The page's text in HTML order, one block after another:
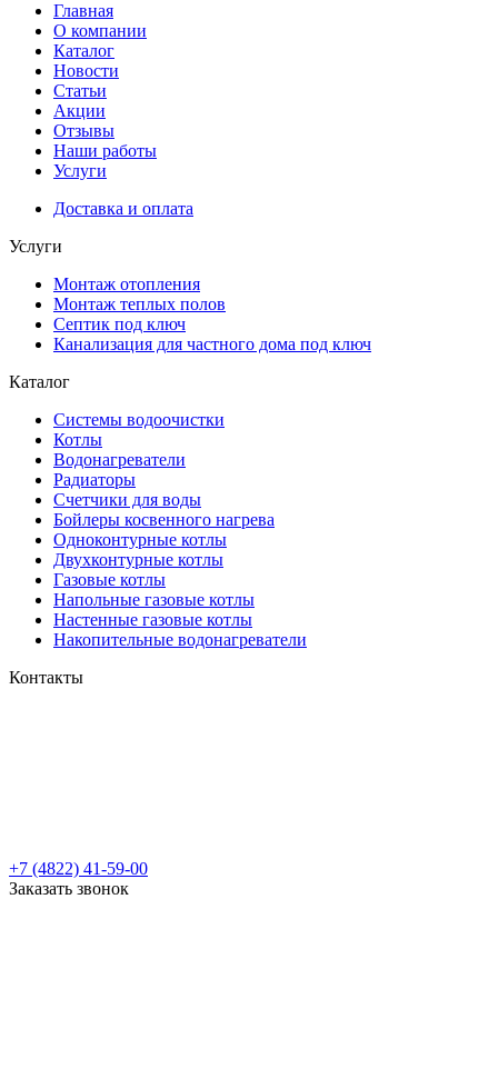
Главная
О компании
Каталог
Новости
Статьи
Акции
Отзывы
Наши работы
Услуги
Доставка и оплата
Услуги
Монтаж отопления
Монтаж теплых полов
Септик под ключ
Канализация для частного дома под ключ
Каталог
Системы водоочистки
Котлы
Водонагреватели
Радиаторы
Cчетчики для воды
Бойлеры косвенного нагрева
Одноконтурные котлы
Двухконтурные котлы
Газовые котлы
Напольные газовые котлы
Настенные газовые котлы
Накопительные водонагреватели
Контакты
+7 (4822) 41-59-00
Заказать звонок